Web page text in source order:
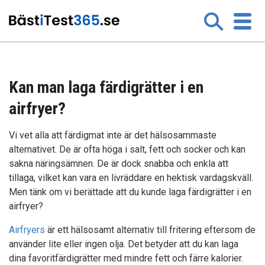
Kan man laga färdigrätter i en
airfryer?
Vi vet alla att färdigmat inte är det hälsosammaste
alternativet. De är ofta höga i salt, fett och socker och kan
sakna näringsämnen. De är dock snabba och enkla att
tillaga, vilket kan vara en livräddare en hektisk vardagskväll.
Men tänk om vi berättade att du kunde laga färdigrätter i en
airfryer?
Airfryers är ett hälsosamt alternativ till fritering eftersom de
använder lite eller ingen olja. Det betyder att du kan laga
dina favoritfärdigrätter med mindre fett och färre kalorier.